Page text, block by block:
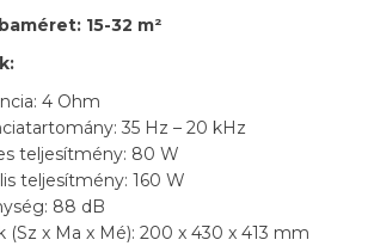
15-32 m²
4 Ohm
35 Hz – 20 kHz
teljesítmény: 80 W
teljesítmény: 160 W
88 dB
(Sz x Ma x Mé): 200 x 430 x 413 mm